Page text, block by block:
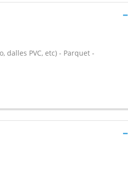
dalles PVC, etc) - Parquet -